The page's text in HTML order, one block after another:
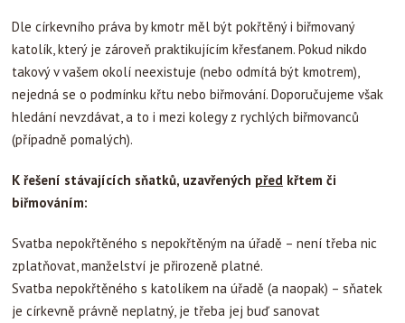
Dle církevního práva by kmotr měl být pokřtěný i biřmovaný
katolík, který je zároveň praktikujícím křesťanem. Pokud nikdo
takový v vašem okolí neexistuje (nebo odmítá být kmotrem),
nejedná se o podmínku křtu nebo biřmování. Doporučujeme však
hledání nevzdávat, a to i mezi kolegy z rychlých biřmovanců
(případně pomalých).
K řešení stávajících sňatků, uzavřených před křtem či
biřmováním:
Svatba nepokřtěného s nepokřtěným na úřadě – není třeba nic
zplatňovat, manželství je přirozeně platné.
Svatba nepokřtěného s katolíkem na úřadě (a naopak) – sňatek
je církevně právně neplatný, je třeba jej buď sanovat